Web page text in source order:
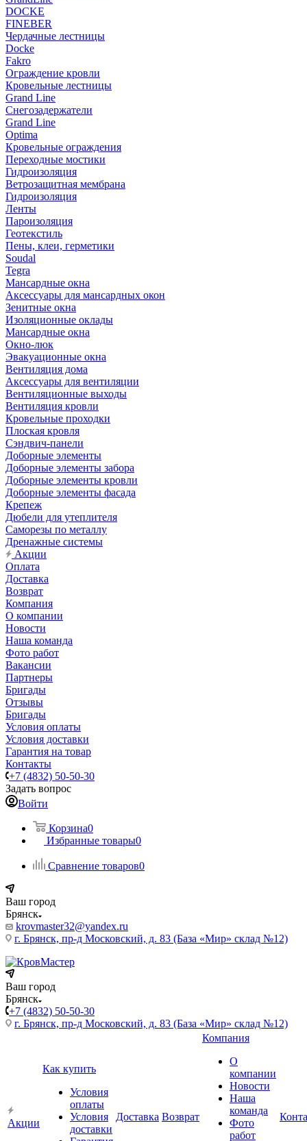
DOCKE
FINEBER
Чердачные лестницы
Docke
Fakro
Ограждение кровли
Кровельные лестницы
Grand Line
Снегозадержатели
Grand Line
Optima
Кровельные ограждения
Переходные мостики
Гидроизоляция
Ветрозащитная мембрана
Гидроизоляция
Ленты
Пароизоляция
Геотекстиль
Пены, клеи, герметики
Soudal
Tegra
Мансардные окна
Аксессуары для мансардных окон
Зенитные окна
Изоляционные оклады
Мансардные окна
Окно-люк
Эвакуационные окна
Вентиляция дома
Аксессуары для вентиляции
Вентиляционные выходы
Вентиляция кровли
Кровельные проходки
Плоская кровля
Сэндвич-панели
Доборные элементы
Доборные элементы забора
Доборные элементы кровли
Доборные элементы фасада
Крепеж
Дюбели для утеплителя
Саморезы по металлу
Дренажные системы
Акции
Оплата
Доставка
Возврат
Компания
О компании
Новости
Наша команда
Фото работ
Вакансии
Партнеры
Бригады
Отзывы
Бригады
Условия оплаты
Условия доставки
Гарантия на товар
Контакты
+7 (4832) 50-50-30
Задать вопрос
Войти
Корзина0
Избранные товары0
Сравнение товаров0
Ваш город
Брянск
krovmaster32@yandex.ru
г. Брянск, пр-д Московский, д. 83 (База «Мир» склад №12)
Ваш город
Брянск
+7 (4832) 50-50-30
г. Брянск, пр-д Московский, д. 83 (База «Мир» склад №12)
Акции
Как купить
Условия
оплаты
Условия
доставки
Доставка Возврат
Компания
О
компании
Новости
Наша
команда
Фото
работ